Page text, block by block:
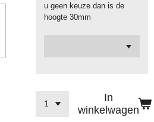
u geen keuze dan is de
hoogte 30mm
In
winkelwagen